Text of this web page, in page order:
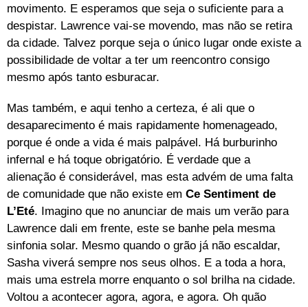
movimento. E esperamos que seja o suficiente para a
despistar. Lawrence vai-se movendo, mas não se retira
da cidade. Talvez porque seja o único lugar onde existe a
possibilidade de voltar a ter um reencontro consigo
mesmo após tanto esburacar.
Mas também, e aqui tenho a certeza, é ali que o
desaparecimento é mais rapidamente homenageado,
porque é onde a vida é mais palpável. Há burburinho
infernal e há toque obrigatório. É verdade que a
alienação é considerável, mas esta advém de uma falta
de comunidade que não existe em Ce Sentiment de
L’Eté. Imagino que no anunciar de mais um verão para
Lawrence dali em frente, este se banhe pela mesma
sinfonia solar. Mesmo quando o grão já não escaldar,
Sasha viverá sempre nos seus olhos. E a toda a hora,
mais uma estrela morre enquanto o sol brilha na cidade.
Voltou a acontecer agora, agora, e agora. Oh quão